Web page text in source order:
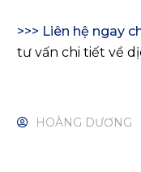
>>> Liên hệ ngay
tư vấn chi tiết về
HOÀNG DƯƠNG